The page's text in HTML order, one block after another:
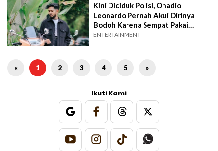
Kini Diciduk Polisi, Onadio
Leonardo Pernah Akui Dirinya
Bodoh Karena Sempat Pakai
Narkoba
ENTERTAINMENT
« 1 2 3 4 5 »
Ikuti Kami